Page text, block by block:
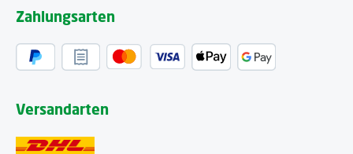
Zahlungsarten
Versandarten